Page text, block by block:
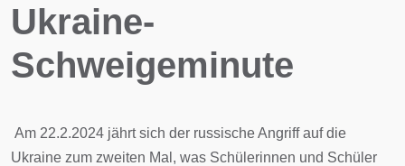
Ukraine-
Schweigeminute
Am 22.2.2024 jährt sich der russische Angriff auf die
Ukraine zum zweiten Mal, was Schülerinnen und Schüler